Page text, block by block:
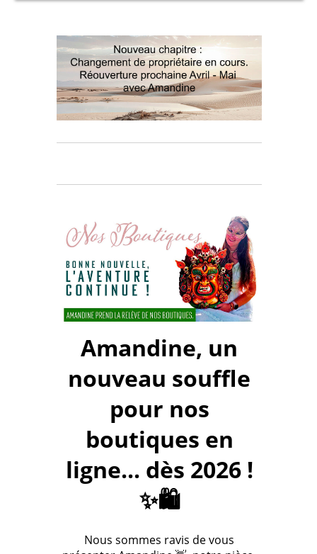
Amandine, un
nouveau souffle
pour nos
boutiques en
ligne... dès 2026 !
✨🛍️
Nous sommes ravis de vous